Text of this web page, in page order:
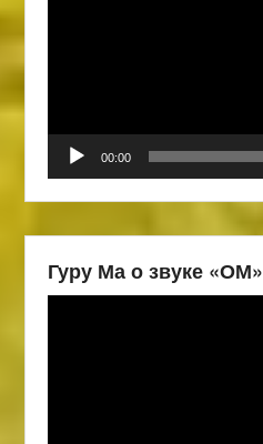
00:00
Гуру Ма о звуке «ОМ»